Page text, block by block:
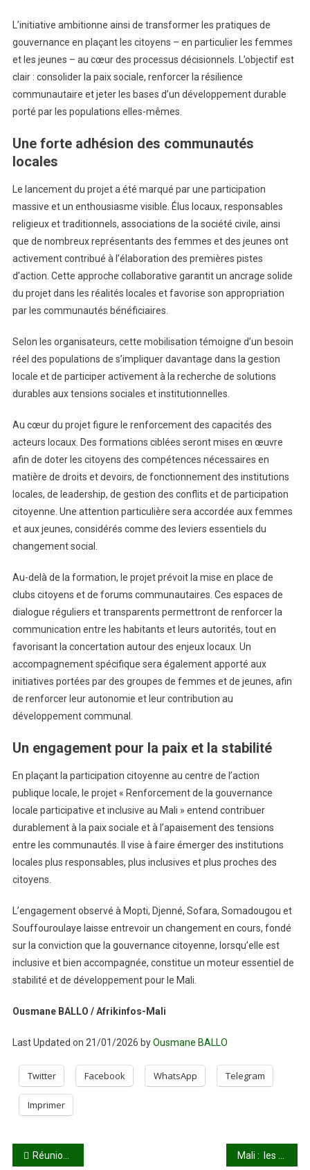
L’initiative ambitionne ainsi de transformer les pratiques de
gouvernance en plaçant les citoyens – en particulier les femmes
et les jeunes – au cœur des processus décisionnels. L’objectif est
clair : consolider la paix sociale, renforcer la résilience
communautaire et jeter les bases d’un développement durable
porté par les populations elles-mêmes.
Une forte adhésion des communautés
locales
Le lancement du projet a été marqué par une participation
massive et un enthousiasme visible. Élus locaux, responsables
religieux et traditionnels, associations de la société civile, ainsi
que de nombreux représentants des femmes et des jeunes ont
activement contribué à l’élaboration des premières pistes
d’action. Cette approche collaborative garantit un ancrage solide
du projet dans les réalités locales et favorise son appropriation
par les communautés bénéficiaires.
Selon les organisateurs, cette mobilisation témoigne d’un besoin
réel des populations de s’impliquer davantage dans la gestion
locale et de participer activement à la recherche de solutions
durables aux tensions sociales et institutionnelles.
Au cœur du projet figure le renforcement des capacités des
acteurs locaux. Des formations ciblées seront mises en œuvre
afin de doter les citoyens des compétences nécessaires en
matière de droits et devoirs, de fonctionnement des institutions
locales, de leadership, de gestion des conflits et de participation
citoyenne. Une attention particulière sera accordée aux femmes
et aux jeunes, considérés comme des leviers essentiels du
changement social.
Au-delà de la formation, le projet prévoit la mise en place de
clubs citoyens et de forums communautaires. Ces espaces de
dialogue réguliers et transparents permettront de renforcer la
communication entre les habitants et leurs autorités, tout en
favorisant la concertation autour des enjeux locaux. Un
accompagnement spécifique sera également apporté aux
initiatives portées par des groupes de femmes et de jeunes, afin
de renforcer leur autonomie et leur contribution au
développement communal.
Un engagement pour la paix et la stabilité
En plaçant la participation citoyenne au centre de l’action
publique locale, le projet « Renforcement de la gouvernance
locale participative et inclusive au Mali » entend contribuer
durablement à la paix sociale et à l’apaisement des tensions
entre les communautés. Il vise à faire émerger des institutions
locales plus responsables, plus inclusives et plus proches des
citoyens.
L’engagement observé à Mopti, Djenné, Sofara, Somadougou et
Souffouroulaye laisse entrevoir un changement en cours, fondé
sur la conviction que la gouvernance citoyenne, lorsqu’elle est
inclusive et bien accompagnée, constitue un moteur essentiel de
stabilité et de développement pour le Mali.
Ousmane BALLO / Afrikinfos-Mali
Last Updated on 21/01/2026 byOusmane BALLO
Twitter Facebook WhatsApp Telegram
Imprimer
Navigation
Réunion de haut niveau de la Conférence des Nations Unies sur l’Eau : le Mali se prépare activement